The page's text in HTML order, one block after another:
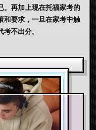
。再加上现在托福家考的
和要求，一旦在家考中触
不出分。